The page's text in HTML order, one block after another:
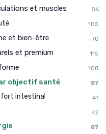
et muscles 86
105
et bien-être 70
et premium 115
108
objectif santé 87
intestinal 41
42
87